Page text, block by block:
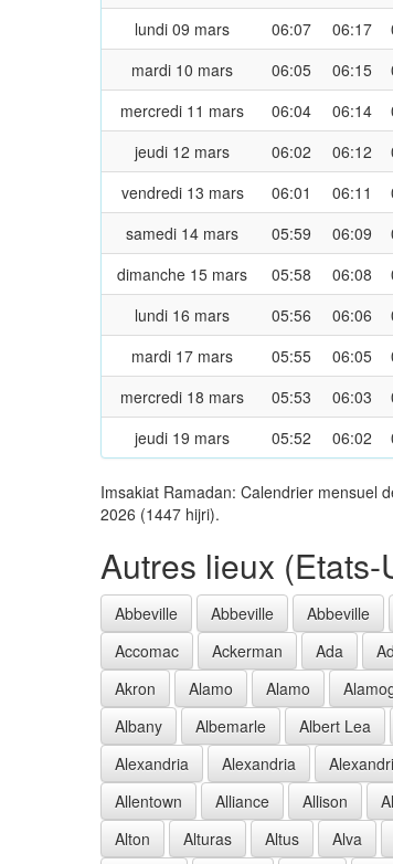
lundi 09 mars
06:07 06:17
mardi 10 mars
06:05 06:15
mercredi 11 mars
06:04 06:14
jeudi 12 mars
06:02 06:12
vendredi 13 mars
06:01 06:11
samedi 14 mars
05:59 06:09
dimanche 15 mars
05:58 06:08
lundi 16 mars
05:56 06:06
mardi 17 mars
05:55 06:05
mercredi 18 mars
05:53 06:03
jeudi 19 mars
05:52 06:02
Imsakiat Ramadan: Calendrier mensuel
2026 (1447 hijri).
Autres lieux (Etats-
Abbeville Abbeville Abbeville
Accomac
Ackerman Ada
Akron
Alamo Alamo
Albany
Albemarle Albert Lea
Alexandria
Alexandria
Allentown
Alliance Allison
Alton
Alturas Altus Alva